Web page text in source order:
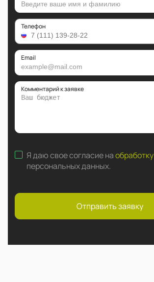
Телефон
Email
Комментарий к заявке
Я даю свое согласие наобработку
персональных данных.
Отправить заявку